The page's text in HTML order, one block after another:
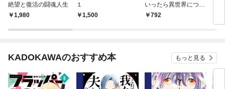
絶望と復活の闘魂人生
1,980
１
1,500
いったら異世界につれ
てかれた1
792
KADOKAWAのおすすめ本 もっと見る